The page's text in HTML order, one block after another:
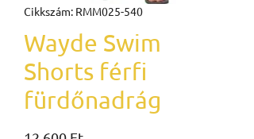
Cikkszám: RMM025-540
Wayde Swim
Shorts férfi
fürdőnadrág